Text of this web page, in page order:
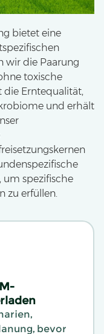
bietet eine
wir die Paarung
toxische
die Erntequalität,
und erhält
um spezifische
zu erfüllen.
bevor